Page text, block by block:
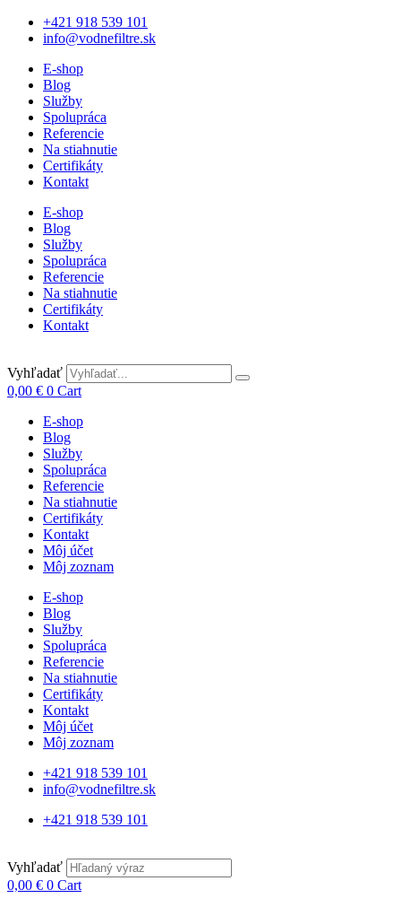
+421 918 539 101
info@vodnefiltre.sk
E-shop
Blog
Služby
Spolupráca
Referencie
Na stiahnutie
Certifikáty
Kontakt
E-shop
Blog
Služby
Spolupráca
Referencie
Na stiahnutie
Certifikáty
Kontakt
Vyhľadať
0,00 € 0 Cart
E-shop
Blog
Služby
Spolupráca
Referencie
Na stiahnutie
Certifikáty
Kontakt
Môj účet
Môj zoznam
E-shop
Blog
Služby
Spolupráca
Referencie
Na stiahnutie
Certifikáty
Kontakt
Môj účet
Môj zoznam
+421 918 539 101
info@vodnefiltre.sk
+421 918 539 101
Vyhľadať
0,00 € 0 Cart